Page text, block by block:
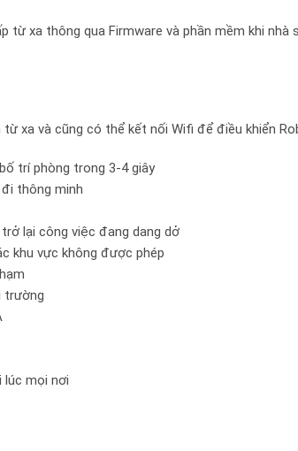
từ xa thông qua Firmware và phần mềm khi
xa và cũng có thể kết nối Wifi để điều khiển
trí phòng trong 3-4 giây
thông minh
lại công việc đang dang dở
khu vực không được phép
trường
lúc mọi nơi